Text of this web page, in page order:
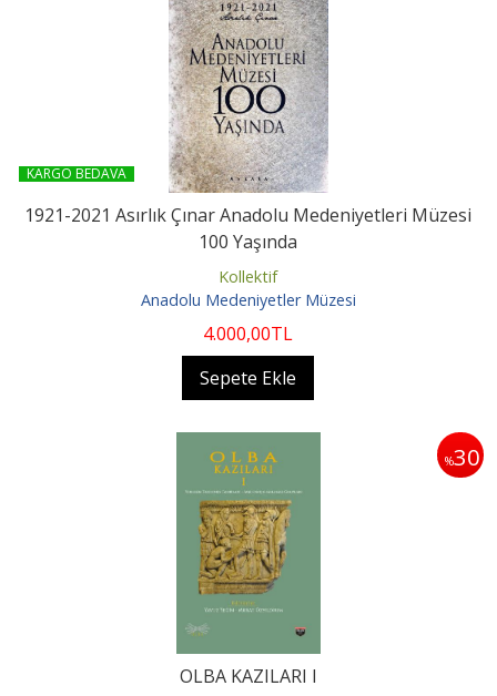
KARGO BEDAVA
1921-2021 Asırlık Çınar Anadolu Medeniyetleri Müzesi
100 Yaşında
Kollektif
Anadolu Medeniyetler Müzesi
4.000,00TL
Sepete Ekle
%30
OLBA KAZILARI I